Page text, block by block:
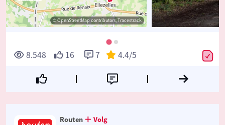
© OpenStreetMap contributors, Tracestrack
8.548 16 7 4.4/5
Routen
Volg